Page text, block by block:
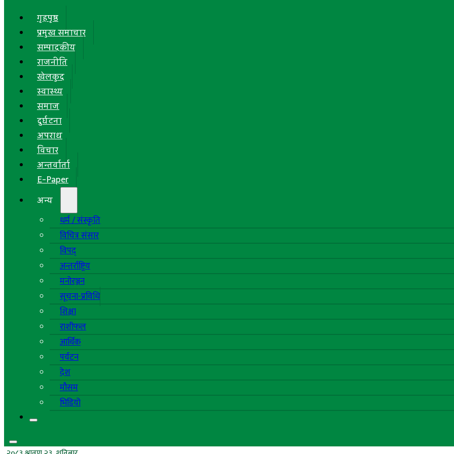
गृहपृष्ठ
प्रमुख समाचार
सम्पादकीय
राजनीति
खेलकुद
स्वास्थ्य
समाज
दुर्घटना
अपराध
विचार
अन्तर्वार्ता
E-Paper
अन्य
धर्म / संस्कृति
विचित्र संसार
विपद्
अन्तर्राष्ट्रिय
मनोरञ्जन
सूचना-प्रविधि
शिक्षा
राशीफल
आर्थिक
पर्यटन
देश
मौसम
भिडियो